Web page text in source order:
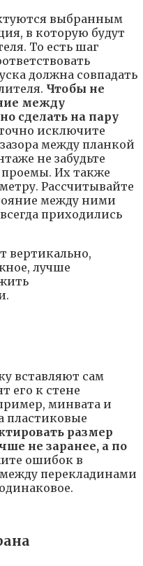
выбранным
в которую будут
То есть шаг
должна совпадать
Чтобы не
между
сделать на пару
исключите
между планкой
не забудьте
Их также
Рассчитывайте
между ними
приходились
вертикально,
лучше
вставляют сам
его к стене
минвата и
пластиковые
размер
не заранее, а по
ошибок в
между перекладинами